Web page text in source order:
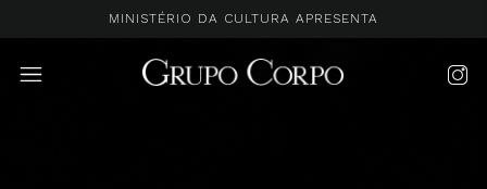
MINISTÉRIO DA CULTURA APRESENTA